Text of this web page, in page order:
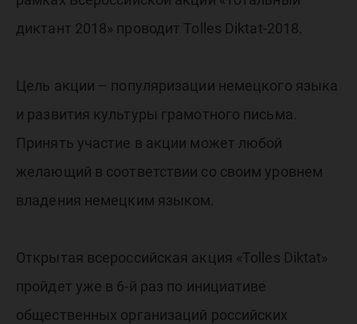
диктант 2018» проводит Tolles Diktat-2018.
Цель акции – популяризации немецкого языка
и развития культуры грамотного письма.
Принять участие в акции может любой
желающий в соответствии со своим уровнем
владения немецким языком.
Открытая всероссийская акция «Tolles Diktat»
пройдет уже в 6-й раз по инициативе
общественных организаций российских